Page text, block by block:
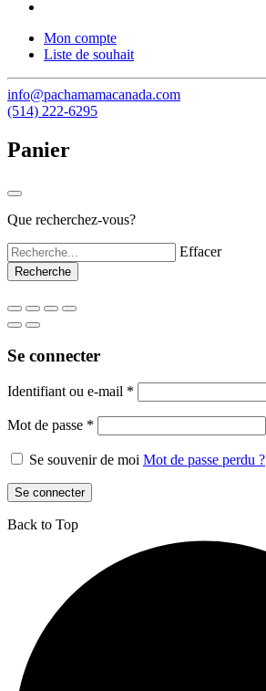
Mon compte
Liste de souhait
info@pachamamacanada.com
(514) 222-6295
Panier
Que recherchez-vous?
Effacer
Se connecter
Identifiant ou e-mail *
Mot de passe *
Se souvenir de moi Mot de passe perdu ?
Se connecter
Back to Top